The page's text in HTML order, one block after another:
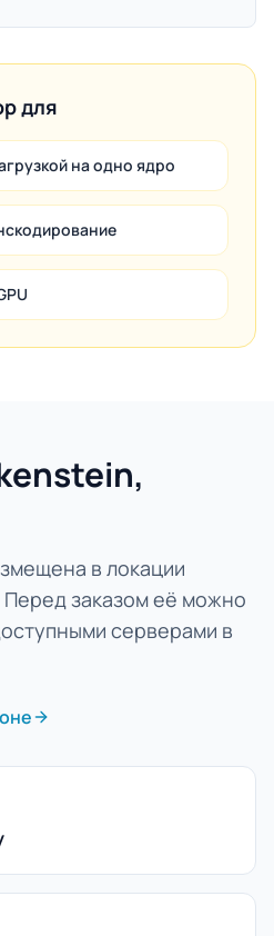
для
на одно ядро
в локации
заказом её можно
серверами в